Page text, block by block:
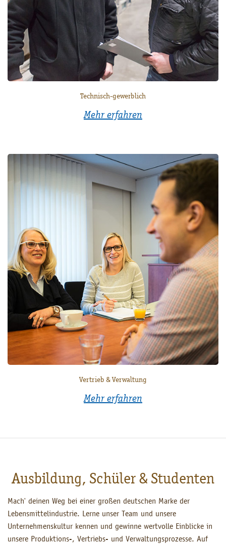
Technisch-gewerblich
Mehr erfahren
Vertrieb & Verwaltung
Mehr erfahren
Ausbildung, Schüler & Studenten
Mach' deinen Weg bei einer großen deutschen Marke der
Lebensmittelindustrie. Lerne unser Team und unsere
Unternehmenskultur kennen und gewinne wertvolle Einblicke in
unsere Produktions-, Vertriebs- und Verwaltungsprozesse. Auf